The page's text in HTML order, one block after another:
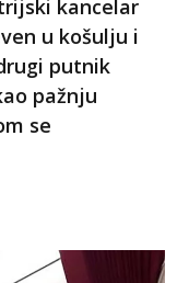
kancelar
u košulju i
putnik
pažnju
se